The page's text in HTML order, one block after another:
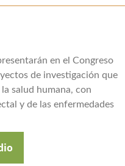
en el Congreso
de investigación que
salud humana, con
y de las enfermedades